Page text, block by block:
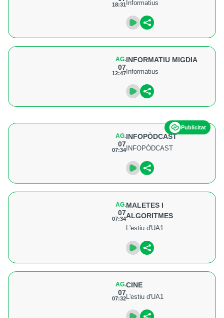
18:31 Informatius
AG.
07
12:47
INFORMATIU MIGDIA
Informatius
Publicitat
AG.
07
07:34
INFOPÒDCAST
INFOPÒDCAST
AG.
07
07:34
MALETES I
ALGORITMES
L'estiu d'UA1
AG.
07
07:32
CINE
L'estiu d'UA1